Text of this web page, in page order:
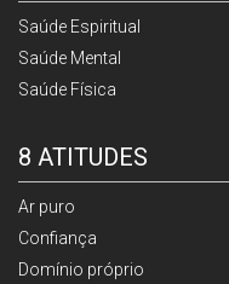
Saúde Espiritual
Saúde Mental
Saúde Física
8 ATITUDES
Ar puro
Confiança
Domínio próprio